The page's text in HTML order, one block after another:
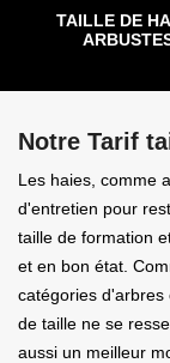
TAILLE DE
Notre Tarif
Les haies, comme
d'entretien pour
taille de formation
et en bon état.
catégories d'arbres
de taille ne se
aussi un meilleur